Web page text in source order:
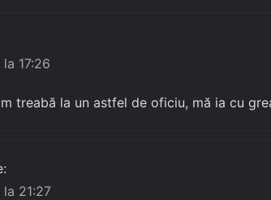
17:26
treabă la un astfel de oficiu, mă ia cu
21:27